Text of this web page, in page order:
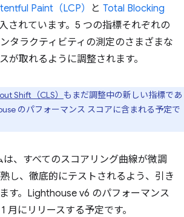
Paint（LCP） と Total Blocking
されています。5 つの指標それぞれの
タラクティビティの測定のさまざまな
が取れるように調整されます。
Shift（CLS） もまだ調整中の新しい指標であ
のパフォーマンス スコアに含まれる予定で
、すべてのスコアリング曲線が微調
し、徹底的にテストされるよう、引き
す。Lighthouse v6 のパフォーマンス
月にリリースする予定です。